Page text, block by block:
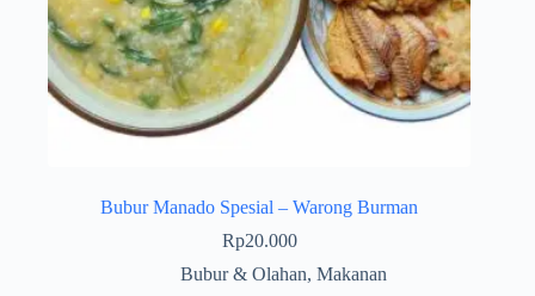
Bubur Manado Spesial – Warong Burman
Rp20.000
Bubur & Olahan, Makanan